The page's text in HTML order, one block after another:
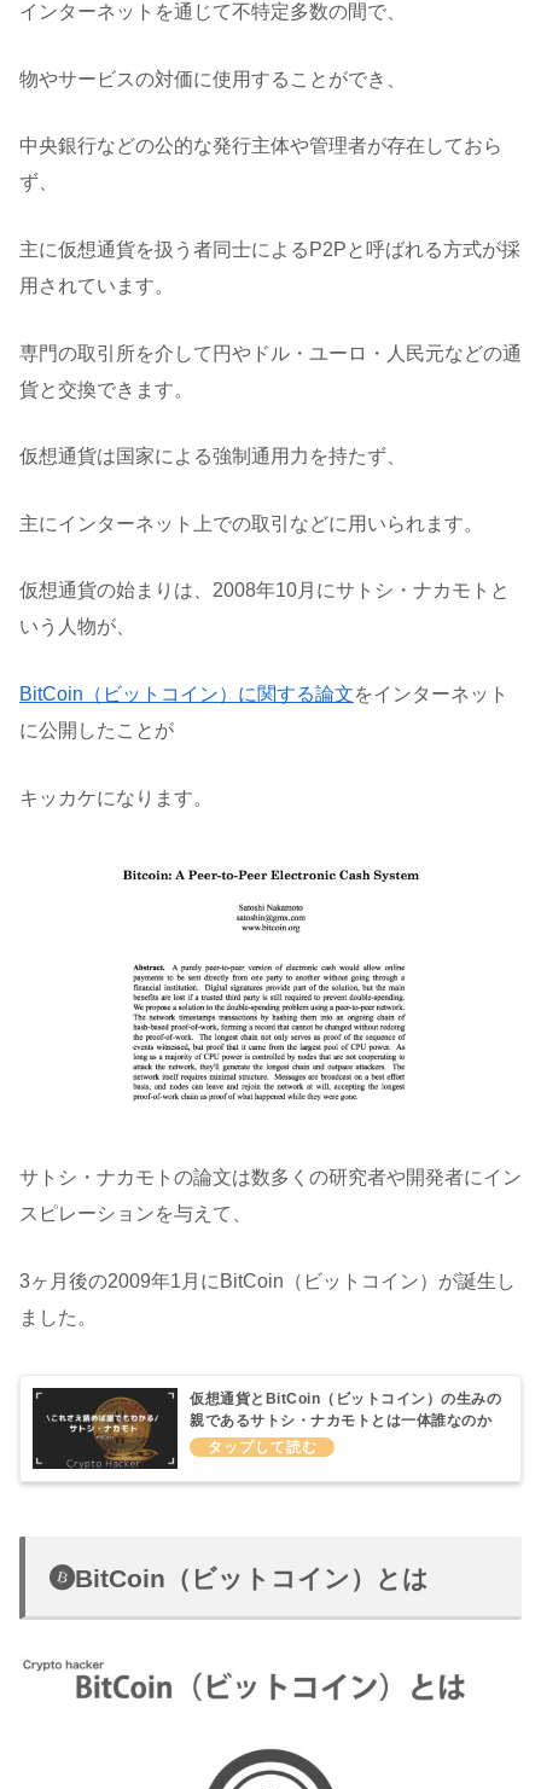
インターネットを通じて不特定多数の間で、
物やサービスの対価に使用することができ、
中央銀行などの公的な発行主体や管理者が存在しておら
ず、
主に仮想通貨を扱う者同士によるP2Pと呼ばれる方式が採
用されています。
専門の取引所を介して円やドル・ユーロ・人民元などの通
貨と交換できます。
仮想通貨は国家による強制通用力を持たず、
主にインターネット上での取引などに用いられます。
仮想通貨の始まりは、2008年10月にサトシ・ナカモトと
いう人物が、
BitCoin（ビットコイン）に関する論文をインターネット
に公開したことが
キッカケになります。
サトシ・ナカモトの論文は数多くの研究者や開発者にイン
スピレーションを与えて、
3ヶ月後の2009年1月にBitCoin（ビットコイン）が誕生し
ました。
仮想通貨とBitCoin（ビットコイン）の生みの
親であるサトシ・ナカモトとは一体誰なのか
について
BitCoin（ビットコイン）とは